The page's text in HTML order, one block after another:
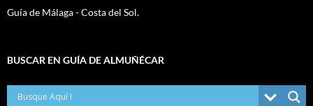
Guía de Málaga - Costa del Sol.
BUSCAR EN GUÍA DE ALMUÑÉCAR